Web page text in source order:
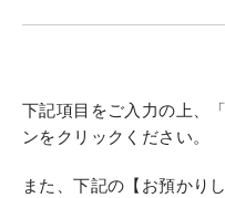
下記項目をご入力の上、
ンをクリックください。
また、下記の【お預かり